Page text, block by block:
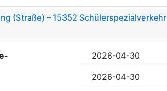
(Straße) – 15352 Schülerspezialverkehr
2026-04-30
2026-04-30